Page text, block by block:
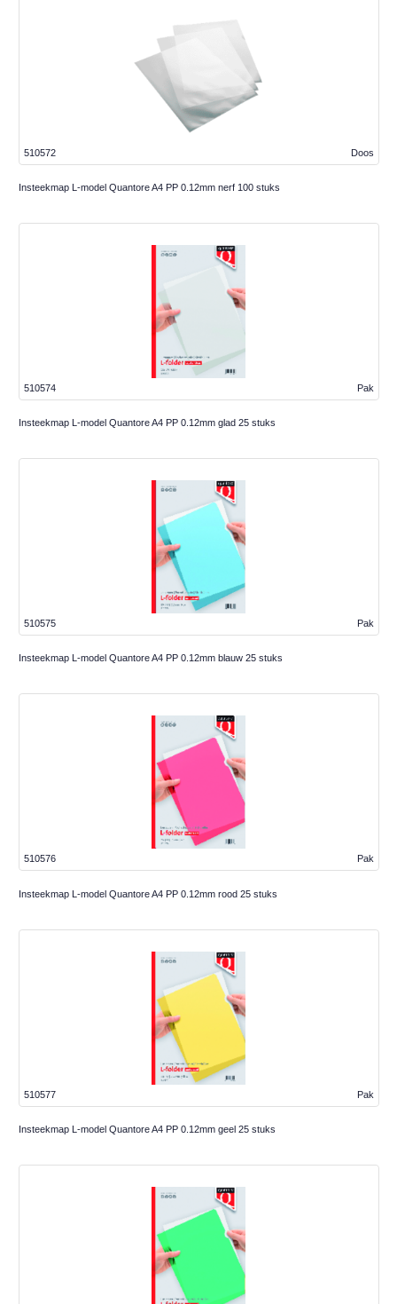
Doos
510572
Insteekmap L-model Quantore A4 PP 0.12mm nerf 100 stuks
Pak
510574
Insteekmap L-model Quantore A4 PP 0.12mm glad 25 stuks
Pak
510575
Insteekmap L-model Quantore A4 PP 0.12mm blauw 25 stuks
Pak
510576
Insteekmap L-model Quantore A4 PP 0.12mm rood 25 stuks
Pak
510577
Insteekmap L-model Quantore A4 PP 0.12mm geel 25 stuks